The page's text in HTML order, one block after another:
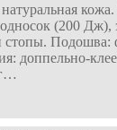
(200 Дж),
стопы. Подошва:
доппельно-